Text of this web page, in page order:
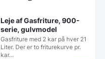
Leje af Gasfriture, 900-
serie, gulvmodel
Gasfriture med 2 kar på hver 21
Liter. Der er to friturekurve pr.
kar…